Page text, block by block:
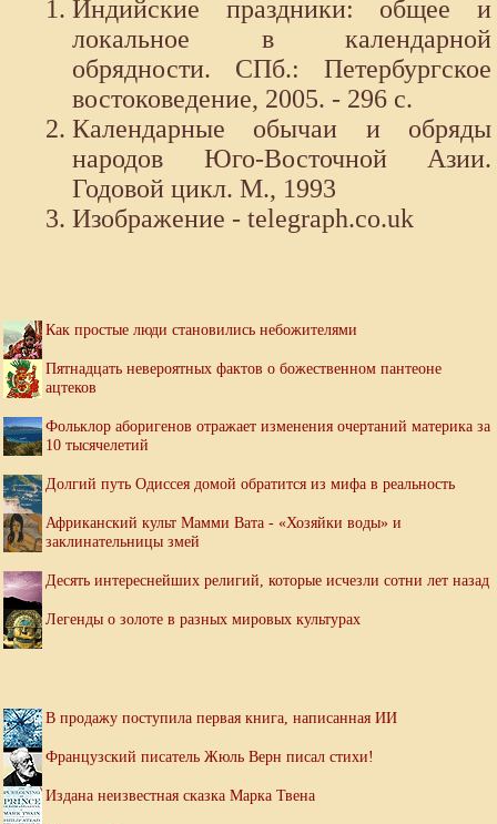
Индийские праздники: общее и
локальное в календарной
обрядности. СПб.: Петербургское
востоковедение, 2005. - 296 с.
Календарные обычаи и обряды
народов Юго-Восточной Азии.
Годовой цикл. М., 1993
Изображение - telegraph.co.uk
Как простые люди становились небожителями
Пятнадцать невероятных фактов о божественном пантеоне
ацтеков
Фольклор аборигенов отражает изменения очертаний материка за
10 тысячелетий
Долгий путь Одиссея домой обратится из мифа в реальность
Африканский культ Мамми Вата - «Хозяйки воды» и
заклинательницы змей
Десять интереснейших религий, которые исчезли сотни лет назад
Легенды о золоте в разных мировых культурах
В продажу поступила первая книга, написанная ИИ
Французский писатель Жюль Верн писал стихи!
Издана неизвестная сказка Марка Твена